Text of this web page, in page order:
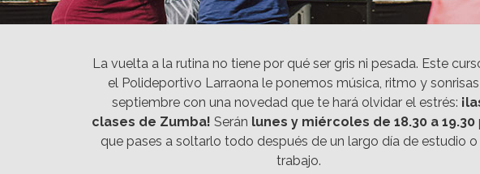
La vuelta a la rutina no tiene por qué ser gris ni pesada. Este
el Polideportivo Larraona le ponemos música, ritmo y
septiembre con una novedad que te hará olvidar el estrés:
clases de Zumba! Serán lunes y miércoles de 18.30 a 19.30
que pases a soltarlo todo después de un largo día de estudio
trabajo.